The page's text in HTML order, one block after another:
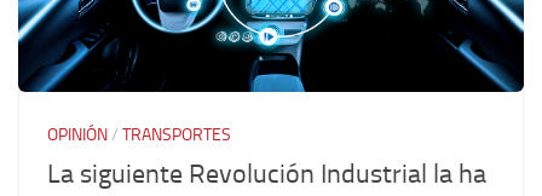
OPINIÓN/ TRANSPORTES
La siguiente Revolución Industrial la ha